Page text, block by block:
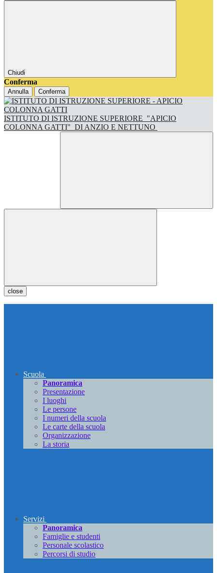
Chiudi
Conferma
Annulla Conferma
ISTITUTO DI ISTRUZIONE SUPERIORE "APICIO
COLONNA GATTI" DI ANZIO E NETTUNO
close
Scuola
Panoramica
Presentazione
I luoghi
Le persone
I numeri della scuola
Le carte della scuola
Organizzazione
La storia
Servizi
Panoramica
Famiglie e studenti
Personale scolastico
Percorsi di studio